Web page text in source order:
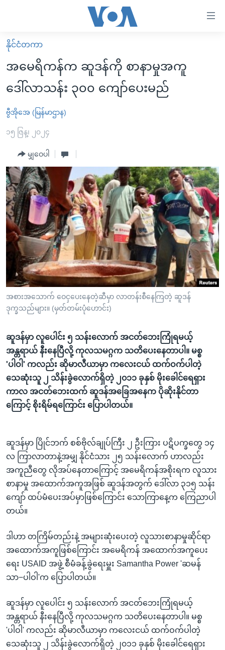
လွယ်ကူ
စေ
သည့်
များ
ပင်မ
ကျော်
ကြည့်
ရန်
ပင်မ
အ
ညွန်း
စာမျက်နှာ
သို့
ကျော်
ကြည့်
ရန်
ရန်
နေရာ
သို့
ကျော်
ရန်
မူလစာမျက်နှာ
မြန်မာ
ကမ္ဘာ့သတင်းများ
နိုင်ငံတကာ
အမေရိကန်
အစ္စရေး-ပါလက်စတိုင်း
ဗွီဒီယို
သတင်းလွတ်လပ်ခွင့်
အင်္ဂလိပ်စာလေ့လာမယ်
အမေရိကန်သုံးအီဒီယံ
မကြေးမုံရဲ့ အင်္ဂလိပ်စာ
ရုပ်ရှင်ထဲက အင်္ဂလိပ်စာ
သုတပဒေသာ အင်္ဂလိပ်စာ
အပတ်စဉ်ကဏ္ဍများ
ရေဒီယို
တီဗွီ
ရေဒီယိုနှင့်ရုပ်သံ အချက်အလက်များ
ရေဒီယို/တီဗွီအစီအစဉ်
Learning English
ဗွီအိုအေ လူမှုကွန်ယက်များ
နိုင်ငံတကာ
အမေရိကန်က ဆူဒန်ကို စာနာမှုအကူ
ဒေါ်လာသန်း ၃၀၀ ကျော်ပေးမည်
ဗွီအိုအေ (မြန်မာဌာန)
၁၅ ဇြန္၊ ၂၀၂၄
မျှဝေပါ
အစားအသောက် ဝေငှပေးနေတဲ့ဆီမှာ လာတန်းစီနေကြတဲ့ ဆူဒန်
ဒုက္ခသည်များ။ (မှတ်တမ်းပုံဟောင်း)
ဆူဒန်မှာ လူပေါင်း ၅ သန်းလောက် အငတ်ဘေးကြုံရမယ့်
အန္တရာယ် နီးနေပြီလို့ ကုလသမဂ္ဂက သတိပေးနေတာပါ။ မစ္စ
'ပါဝါ' ကလည်း ဆိုမာလီယာမှာ ကလေးငယ် ထက်ဝက်ပါတဲ့
သေဆုံးသူ ၂ သိန်းခွဲလောက်ရှိတဲ့ ၂၀၁၁ ခုနှစ် မိုးခေါင်ရေရှား
ကာလ အငတ်ဘေးထက် ဆူဒန်အခြေအနေက ပိုဆိုးနိုင်တာ
ကြောင့် စိုးရိမ်ရကြောင်း ပြောပါတယ်။
ဆူဒန်မှာ ပြိုင်ဘက် စစ်ဗိုလ်ချုပ်ကြီး ၂ ဦးကြား ပဋိပက္ခတွေ ၁၄
လ ကြာလာတာနဲ့အမျှ နိုင်ငံသား ၂၅ သန်းလောက် ဟာလည်း
အကူညီတွေ လိုအပ်နေတာကြောင့် အမေရိကန်အစိုးရက လူသား
စာနာမှု အထောက်အကူအဖြစ် ဆူဒန်အတွက် ဒေါ်လာ ၃၁၅ သန်း
ကျော် ထပ်မံပေးအပ်မှာဖြစ်ကြောင်း သောကြာနေ့က ကြေညာပါ
တယ်။
ဒါဟာ တကြိမ်တည်းနဲ့ အများဆုံးပေးတဲ့ လူသားစာနာမှုဆိုင်ရာ
အထောက်အကူဖြစ်ကြောင်း အမေရိကန် အထောက်အကူပေး
ရေး USAID အဖွဲ့ စီမံခန့်ခွဲရေးမှူး Samantha Power 'ဆမန်
သာ−ပါဝါ'က ပြောပါတယ်။
ဆူဒန်မှာ လူပေါင်း ၅ သန်းလောက် အငတ်ဘေးကြုံရမယ့်
အန္တရာယ် နီးနေပြီလို့ ကုလသမဂ္ဂက သတိပေးနေတာပါ။ မစ္စ
'ပါဝါ' ကလည်း ဆိုမာလီယာမှာ ကလေးငယ် ထက်ဝက်ပါတဲ့
သေဆုံးသူ ၂ သိန်းခွဲလောက်ရှိတဲ့ ၂၀၁၁ ခုနှစ် မိုးခေါင်ရေရှား